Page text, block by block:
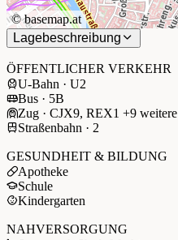
©basemap.at
Lagebeschreibung
ÖFFENTLICHER VERKEHR
U-Bahn · U2
Bus · 5B
Zug · CJX9, REX1 +9 weitere
Straßenbahn · 2
GESUNDHEIT & BILDUNG
Apotheke
Schule
Kindergarten
NAHVERSORGUNG